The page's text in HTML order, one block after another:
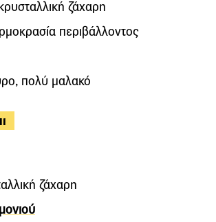
ζάχαρη
περιβάλλοντος
πολύ μαλακό
ζάχαρη